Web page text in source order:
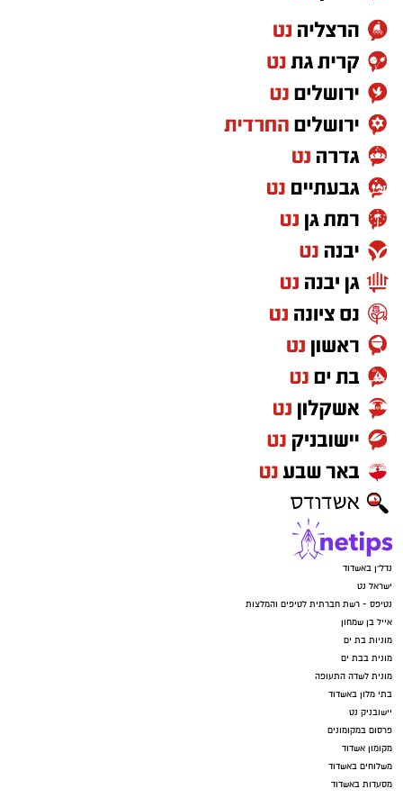
נדל"ן באשדוד
ישראל נט
נטיפס - רשת חברתית לטיפים והמלצות
אייל בן שמחון
מוניות בת ים
מונית בבת ים
מונית לשדה התעופה
בתי מלון באשדוד
יישובניק נט
פרסום במקומונים
מקומון אשדוד
משלוחים באשדוד
מסעדות באשדוד